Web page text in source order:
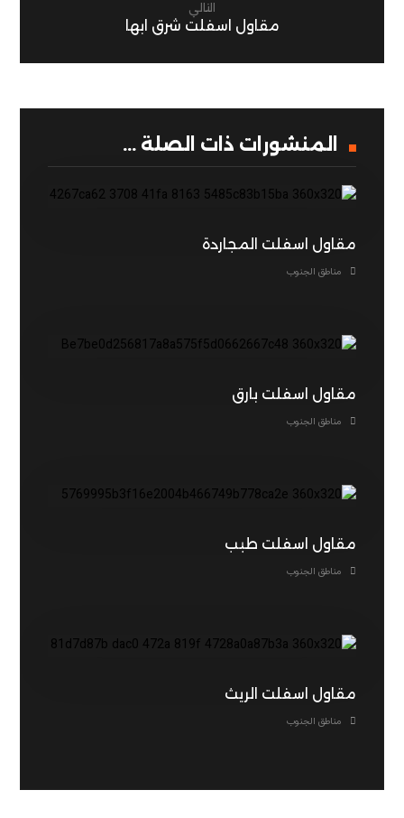
التالي
مقاول اسفلت شرق ابها
المنشورات ذات الصلة ...
مقاول اسفلت المجاردة
مناطق الجنوب
مقاول اسفلت بارق
مناطق الجنوب
مقاول اسفلت طبب
مناطق الجنوب
مقاول اسفلت الريث
مناطق الجنوب